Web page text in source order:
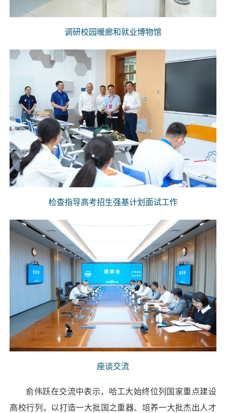
调研校园暖廊和就业博物馆
检查指导高考招生强基计划面试工作
座谈交流
俞伟跃在交流中表示，哈工大始终位列国家重点建设
高校行列，以打造一大批国之重器、培养一大批杰出人才